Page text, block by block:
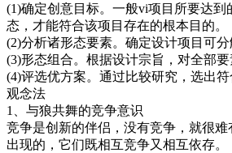
(1)确定创意目标。一般vi项目所要达
态，才能符合该项目存在的根本目的。
(2)分析诸形态要素。确定设计项目可
(3)形态组合。根据设计宗旨，对全部
(4)评选优方案。通过比较研究，选出符
观念法
1、与狼共舞的竞争意识
竞争是创新的伴侣，没有竞争，就很
出现的，它们既相互竞争又相互依存。